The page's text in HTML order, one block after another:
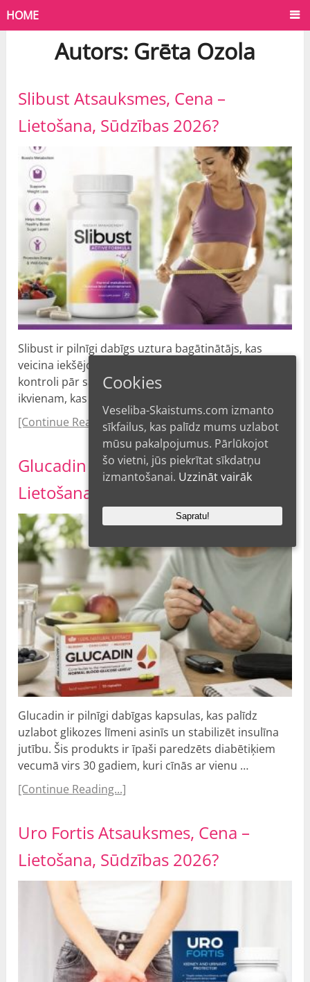
HOME
Autors: Grēta Ozola
Slibust Atsauksmes, Cena –
Lietošana, Sūdzības 2026?
Slibust ir pilnīgi dabīgs uztura bagātinātājs, kas
veicina iekšējo vielmaiņu un palīdz cilvēkiem atgūt
kontroli pār savu svaru. Produkts ir piemērots
ikvienam, kas vecāks par 18 gadiem. Tas ir …
[Continue Reading...]
Glucadin Atsauksmes, Cena –
Lietošana, Sūdzības 2026?
Glucadin ir pilnīgi dabīgas kapsulas, kas palīdz
uzlabot glikozes līmeni asinīs un stabilizēt insulīna
jutību. Šis produkts ir īpaši paredzēts diabētiķiem
vecumā virs 30 gadiem, kuri cīnās ar vienu …
[Continue Reading...]
Uro Fortis Atsauksmes, Cena –
Lietošana, Sūdzības 2026?
Cookies
Veseliba-Skaistums.com izmanto
sīkfailus, kas palīdz mums uzlabot
mūsu pakalpojumus. Pārlūkojot
šo vietni, jūs piekrītat sīkdatņu
izmantošanai. Uzzināt vairāk
Sapratu!